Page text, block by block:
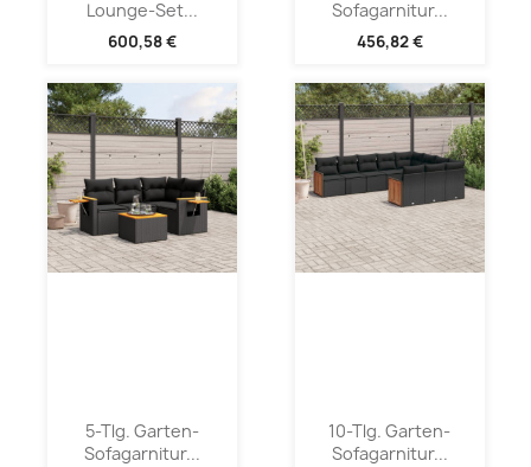
Lounge-Set...
600,58 €
Sofagarnitur...
456,82 €
5-Tlg. Garten-
Sofagarnitur...
10-Tlg. Garten-
Sofagarnitur...